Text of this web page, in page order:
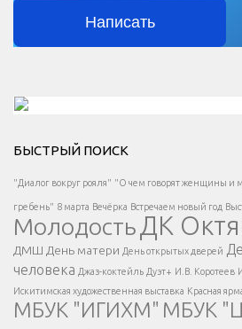
Написать
Есть вопрос?
Напишите нам
</span >
Написать
БЫСТРЫЙ ПОИСК
"Диалог вокруг рояля" "О чем говорят женщины и
гребень" 8 марта Вечёрка Встречаем новый год
МолодостьДК
ДМШ День матери День открытых дверей
человека Джаз-коктейль Дуэт+ И.В. Коротеев
Искитимская художественная выставка Красная
МБУК "ИГИХМ" МБУК